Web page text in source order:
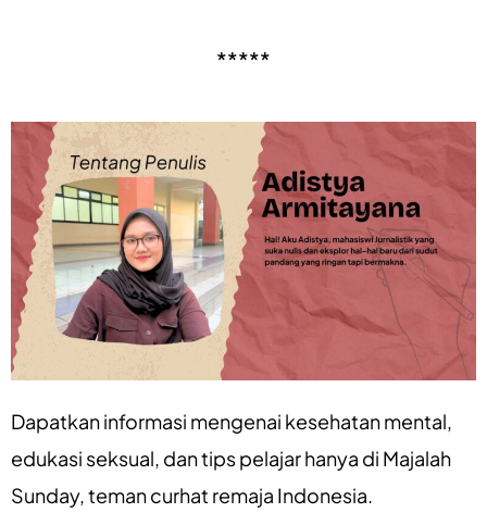
*****
Dapatkan informasi mengenai kesehatan mental,
edukasi seksual, dantips pelajarhanya di Majalah
Sunday, teman curhat remaja Indonesia.